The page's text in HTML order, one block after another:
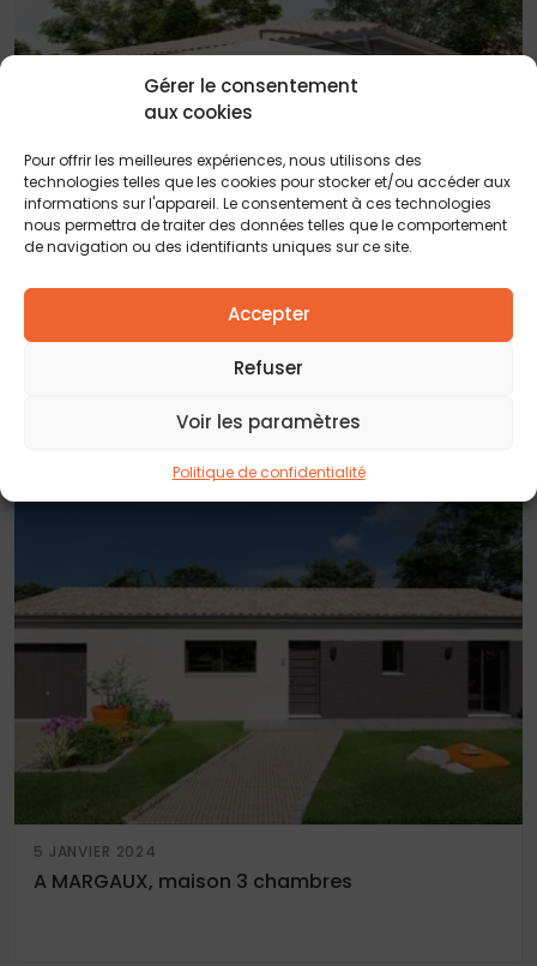
Gérer le consentement
aux cookies
Pour offrir les meilleures expériences, nous utilisons des
technologies telles que les cookies pour stocker et/ou accéder aux
informations sur l'appareil. Le consentement à ces technologies
nous permettra de traiter des données telles que le comportement
de navigation ou des identifiants uniques sur ce site.
Accepter
Refuser
Voir les paramètres
Politique de confidentialité
Venez vous installer sur cette magnifique
5 JANVIER 2024
A MARGAUX, maison 3 chambres